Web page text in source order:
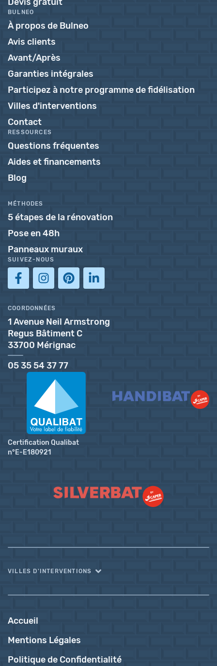
BULNEO
À propos de Bulneo
Avis clients
Avant/Après
Garanties intégrales
Participez à notre programme de fidélisation
Villes d'interventions
Contact
RESSOURCES
Questions fréquentes
Aides et financements
Blog
MÉTHODES
5 étapes de la rénovation
Pose en 48h
Panneaux muraux
SUIVEZ-NOUS
COORDONNÉES
1 Avenue Neil Armstrong
Regus Bâtiment C
33700 Mérignac
05 35 54 37 77
Certification Qualibat
n°E-E180921
VILLES D'INTERVENTIONS
Accueil
Mentions Légales
Politique de Confidentialité